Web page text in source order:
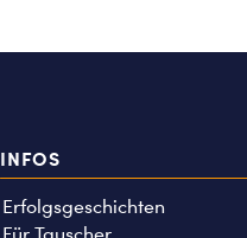
INFOS
Erfolgsgeschichten
Für Tauscher